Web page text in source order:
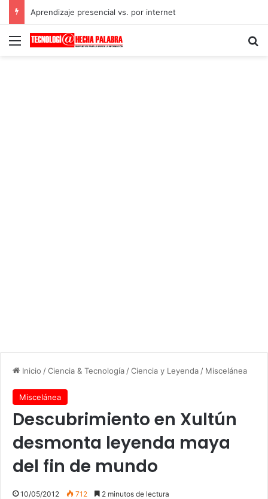
Aprendizaje presencial vs. por internet
Menú
Inicio /Ciencia & Tecnología /Ciencia y Leyenda / Miscelánea
Miscelánea
Descubrimiento en Xultún
desmonta leyenda maya
del fin de mundo
10/05/2012 712 2 minutos de lectura